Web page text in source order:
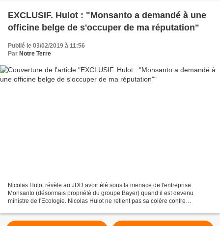
EXCLUSIF. Hulot : "Monsanto a demandé à une
officine belge de s'occuper de ma réputation"
Publié le 03/02/2019 à 11:56
Par Notre Terre
Nicolas Hulot révèle au JDD avoir été sous la menace de l'entreprise
Monsanto (désormais propriété du groupe Bayer) quand il est devenu
ministre de l'Ecologie. Nicolas Hulot ne retient pas sa colère contre